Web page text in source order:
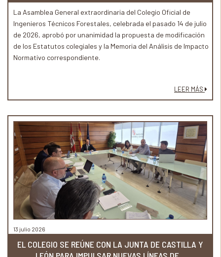
La Asamblea General extraordinaria del Colegio Oficial de
Ingenieros Técnicos Forestales, celebrada el pasado 14 de julio
de 2026, aprobó por unanimidad la propuesta de modificación
de los Estatutos colegiales y la Memoria del Análisis de Impacto
Normativo correspondiente.
LEER MÁS
13 julio 2026
EL COLEGIO SE REÚNE CON LA JUNTA DE CASTILLA Y